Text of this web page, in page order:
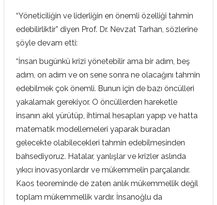
“Yöneticiliğin ve liderliğin en önemli özelliği tahmin
edebilirliktir” diyen Prof. Dr. Nevzat Tarhan, sözlerine
şöyle devam etti:
“İnsan bugünkü krizi yönetebilir ama bir adım, beş
adım, on adım ve on sene sonra ne olacağını tahmin
edebilmek çok önemli. Bunun için de bazı öncülleri
yakalamak gerekiyor. O öncüllerden hareketle
insanın akıl yürütüp, ihtimal hesapları yapıp ve hatta
matematik modellemeleri yaparak buradan
gelecekte olabilecekleri tahmin edebilmesinden
bahsediyoruz. Hatalar, yanlışlar ve krizler aslında
yıkıcı inovasyonlardır ve mükemmelin parçalarıdır.
Kaos teoreminde de zaten anlık mükemmellik değil
toplam mükemmellik vardır. İnsanoğlu da